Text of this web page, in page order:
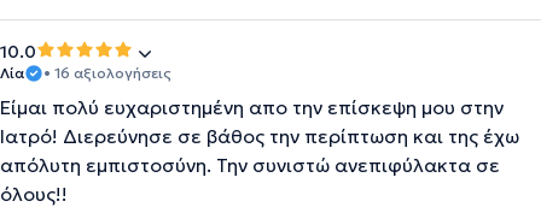
10.0
Λία • 16 αξιολογήσεις
Είμαι πολύ ευχαριστημένη απο την επίσκεψη μου στην
Ιατρό! Διερεύνησε σε βάθος την περίπτωση και της έχω
απόλυτη εμπιστοσύνη. Την συνιστώ ανεπιφύλακτα σε
όλους!!